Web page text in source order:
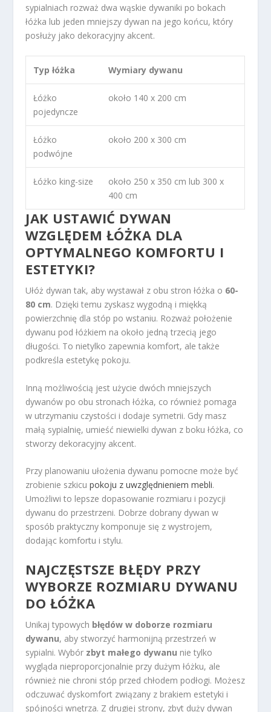
sypialniach rozważ dwa wąskie dywaniki po bokach
łóżka lub jeden mniejszy dywan na jego końcu, który
posłuży jako dekoracyjny akcent.
Typ łóżka Wymiary dywanu
Łóżko
pojedyncze
około 140 x 200 cm
Łóżko
podwójne
około 200 x 300 cm
Łóżko king-size
około 250 x 350 cm lub 300 x
400 cm
JAK USTAWIĆ DYWAN
WZGLĘDEM ŁÓŻKA DLA
OPTYMALNEGO KOMFORTU I
ESTETYKI?
Ułóż dywan tak, aby wystawał z obu stron łóżka o 60-
80 cm. Dzięki temu zyskasz wygodną i miękką
powierzchnię dla stóp po wstaniu. Rozważ położenie
dywanu pod łóżkiem na około jedną trzecią jego
długości. To nietylko zapewnia komfort, ale także
podkreśla estetykę pokoju.
Inną możliwością jest użycie dwóch mniejszych
dywanów po obu stronach łóżka, co również pomaga
w utrzymaniu czystości i dodaje symetrii. Gdy masz
małą sypialnię, umieść niewielki dywan z boku łóżka, co
stworzy dekoracyjny akcent.
Przy planowaniu ułożenia dywanu pomocne może być
zrobienie szkicupokoju z uwzględnieniem mebli.
Umożliwi to lepsze dopasowanie rozmiaru i pozycji
dywanu do przestrzeni. Dobrze dobrany dywan w
sposób praktyczny komponuje się z wystrojem,
dodając komfortu i stylu.
NAJCZĘSTSZE BŁĘDY PRZY
WYBORZE ROZMIARU DYWANU
DO ŁÓŻKA
Unikaj typowych błędów w doborze rozmiaru
dywanu, aby stworzyć harmonijną przestrzeń w
sypialni. Wybór zbyt małego dywanu nie tylko
wygląda nieproporcjonalnie przy dużym łóżku, ale
również nie chroni stóp przed chłodem podłogi. Możesz
odczuwać dyskomfort związany z brakiem estetyki i
spójności wnętrza. Z drugiej strony, zbyt duży dywan